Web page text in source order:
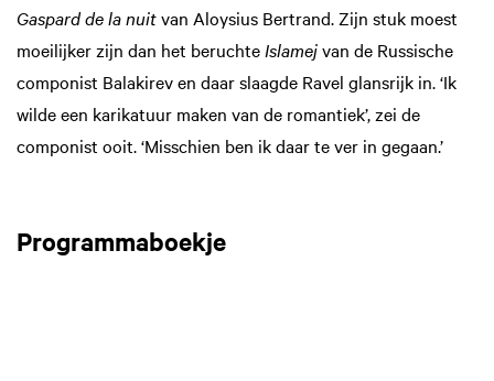
Gaspard de la nuitvan Aloysius Bertrand. Zijn stuk moest
moeilijker zijn dan het beruchte Islamejvan de Russische
componist Balakirev en daar slaagde Ravel glansrijk in. ‘Ik
wilde een karikatuur maken van de romantiek’, zei de
componist ooit. ‘Misschien ben ik daar te ver in gegaan.’
Programmaboekje